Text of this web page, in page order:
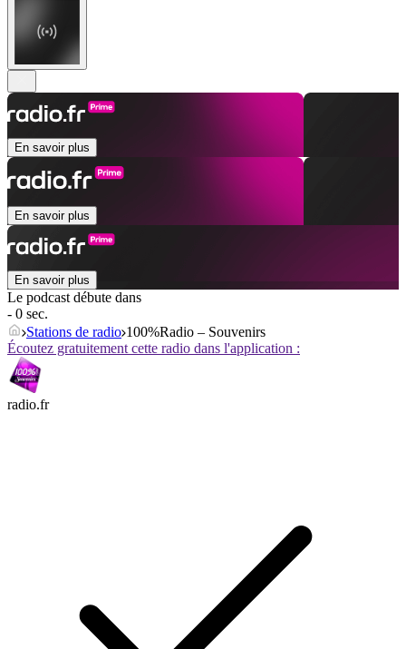
En savoir plus
En savoir plus
En savoir plus
Le podcast débute dans
- 0 sec.
Stations de radio 100%Radio – Souvenirs
Écoutez gratuitement cette radio dans l'application :
radio.fr